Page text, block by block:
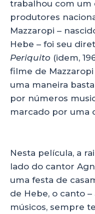
trabalhou com um
produtores
Mazzaropi –
Hebe – foi seu
Periquito (idem,
filme de
uma maneira
por números
marcado por uma
Nesta película, a
lado do cantor
uma festa de
de Hebe, o canto
músicos, sempre